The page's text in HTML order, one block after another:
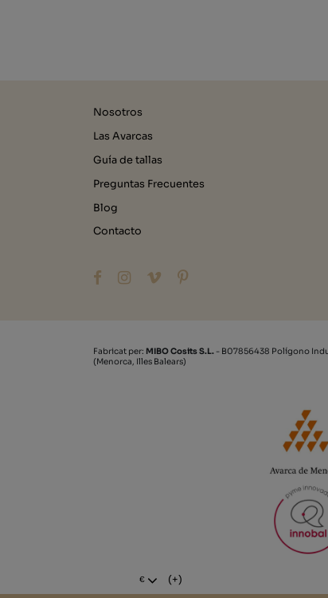
Nosotros
Las Avarcas
Guía de tallas
Preguntas Frecuentes
Blog
Contacto
Fabricat per: MIBO Cosits S.L. - B07856438 Polígono
(Menorca, Illes Balears)
€ (+)